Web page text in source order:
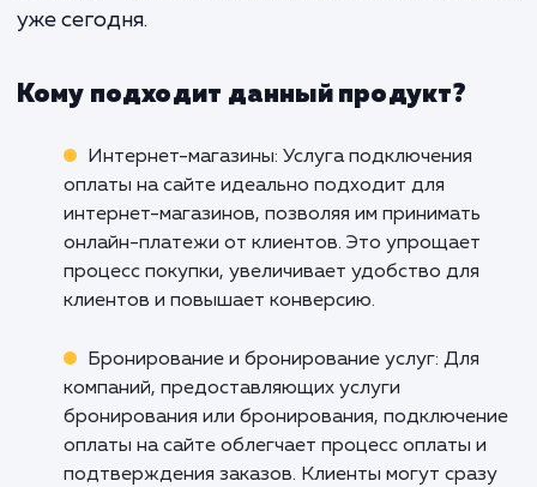
вашего сайта и обеспечить своим
безопасный и удобный способ
свяжитесь с нами прямо сейчас. Мы
проконсультировать вас и
наилучшее решение, которое будет
всем потребностям вашего
упустите возможность стать лидером в
области - начните принимать онлайн-